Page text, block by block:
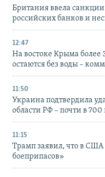
Британия ввела
российских банков и
12:47
На востоке Крыма более
остаются без воды –
11:50
Украина подтвердила
области РФ – почти в
11:15
Трамп заявил, что в США
боеприпасов»